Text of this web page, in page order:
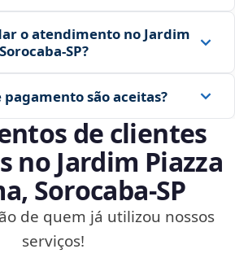
o atendimento no Jardim
são aceitas?
de clientes
no Jardim Piazza
Sorocaba‑SP
de quem já utilizou nossos
serviços!